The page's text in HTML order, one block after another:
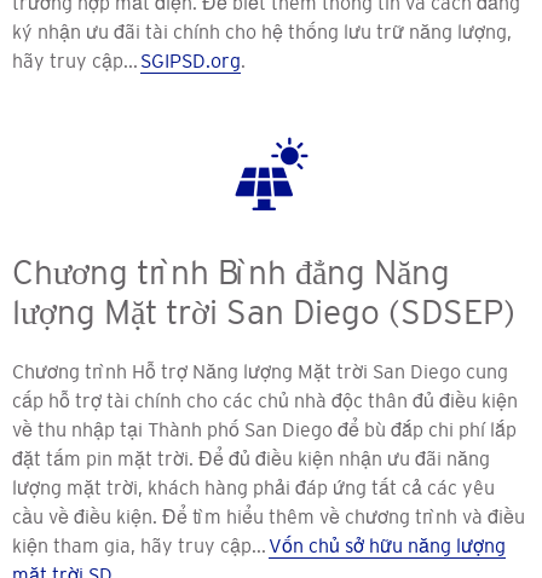
ký nhận ưu đãi tài chính cho hệ thống lưu trữ năng lượng,
hãy truy cập... SGIPSD.org.
Chương trình Bình đẳng Năng
lượng Mặt trời San Diego (SDSEP)
Chương trình Hỗ trợ Năng lượng Mặt trời San Diego cung
cấp hỗ trợ tài chính cho các chủ nhà độc thân đủ điều kiện
về thu nhập tại Thành phố San Diego để bù đắp chi phí lắp
đặt tấm pin mặt trời. Để đủ điều kiện nhận ưu đãi năng
lượng mặt trời, khách hàng phải đáp ứng tất cả các yêu
cầu về điều kiện. Để tìm hiểu thêm về chương trình và điều
kiện tham gia, hãy truy cập... Vốn chủ sở hữu năng lượng